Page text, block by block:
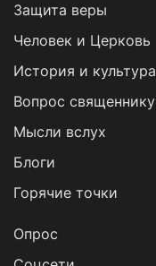
Защита веры
Человек и Церковь
История и культура
Вопрос священнику
Мысли вслух
Блоги
Горячие точки
Опрос